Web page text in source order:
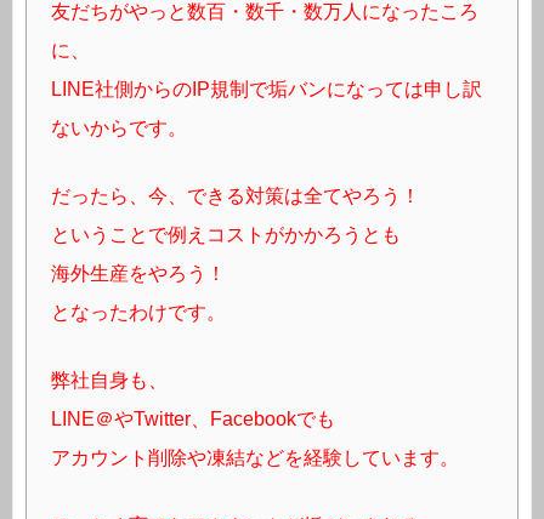
友だちがやっと数百・数千・数万人になったころ
に、
LINE社側からのIP規制で垢バンになっては申し訳
ないからです。
だったら、今、できる対策は全てやろう！
ということで例えコストがかかろうとも
海外生産をやろう！
となったわけです。
弊社自身も、
LINE＠やTwitter、Facebookでも
アカウント削除や凍結などを経験しています。